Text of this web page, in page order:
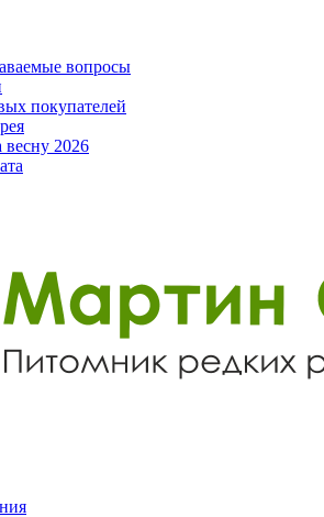
вопросы
покупателей
весну 2026